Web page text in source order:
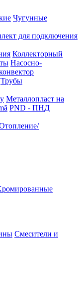
Чугунные
для подключения
Коллекторный
Насосно-
Трубы
Металлопласт на
PND - ПНД
Смесители и